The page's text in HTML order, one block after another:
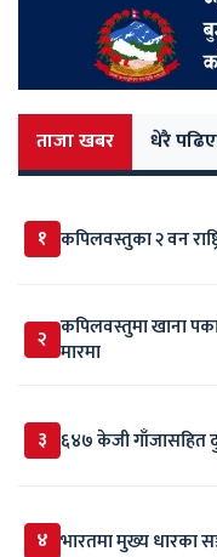
ताजा खबर धेरै
१ कपिलवस्तुका २ वन
२ कपिलवस्तुमा खाना
मारमा
३ ६४७ केजी गाँजासहित
४ भारतमा मुख्य धारका